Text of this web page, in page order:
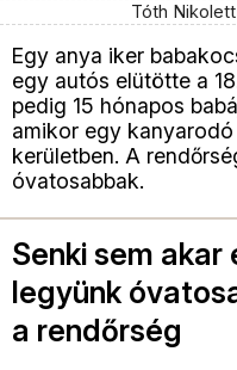
Tóth Nikolett
Egy anya iker
egy autós elütötte a
pedig 15 hónapos
amikor egy
kerületben. A
óvatosabbak.
Senki sem
legyünk
a rendőrség